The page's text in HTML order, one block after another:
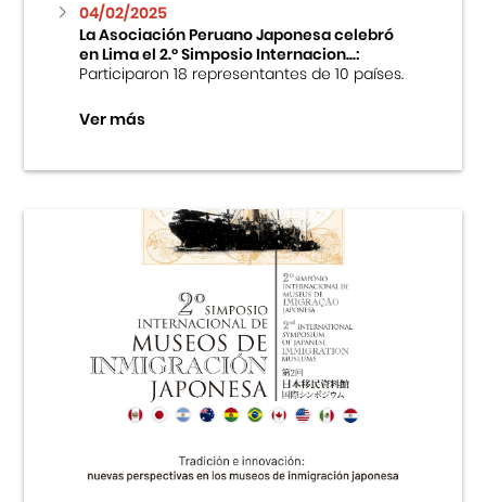
04/02/2025
La Asociación Peruano Japonesa celebró
en Lima el 2.º Simposio Internacion...:
Participaron 18 representantes de 10 países.
Ver más